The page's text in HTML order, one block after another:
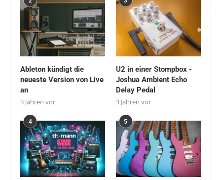
Ableton kündigt die
neueste Version von Live
an
3 Jahren vor
U2 in einer Stompbox -
Joshua Ambient Echo
Delay Pedal
3 Jahren vor
4 5